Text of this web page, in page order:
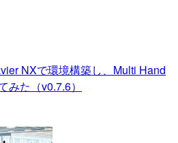
NXで環境構築し、Multi Hand
みた（v0.7.6）